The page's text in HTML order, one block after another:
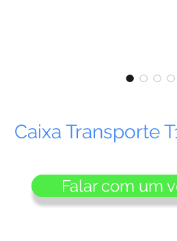
Caixa Transporte
Falar com um